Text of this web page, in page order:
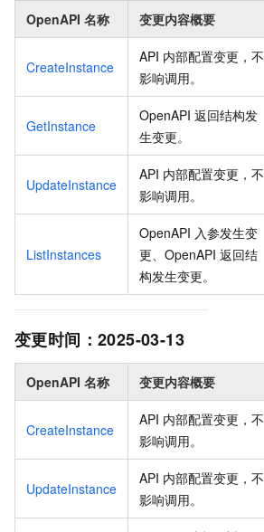
OpenAPI 名称 变更内容概要
CreateInstance
API 内部配置变更，不
影响调用。
GetInstance
OpenAPI 返回结构发
生变更。
UpdateInstance
API 内部配置变更，不
影响调用。
ListInstances
OpenAPI 入参发生变
更、OpenAPI 返回结
构发生变更。
变更时间： 2025-03-13
OpenAPI 名称 变更内容概要
CreateInstance
API 内部配置变更，不
影响调用。
UpdateInstance
API 内部配置变更，不
影响调用。